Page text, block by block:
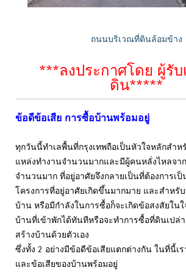
ถนนบริเวณที่ดินล้อมข้าง
***ลงประกาศโดย ผู้รับ
ดิน*****
ข้อดีข้อเสีย การซื้อบ้านพร้อมอยู่
ทุกวันนี้ทำเลพื้นที่กรุงเทพถือเป็นหัวใจหลักสำห
แหล่งทำงานจำนวนมากและมีผู้คนหลั่งไหลจา
จำนวนมาก ที่อยู่อาศัยจึงกลายเป็นที่ต้องการเป็
โครงการที่อยู่อาศัยเกิดขึ้นมากมาย และสำหรั
บ้าน หรือมีกำลังในการซื้อก็จะเกิดข้อสงสัยใน
บ้านที่เข้าพักได้ทันทีหรือจะทำการซื้อที่ดินเปล่
สร้างบ้านด้วยตัวเอง
ซึ่งทั้ง 2 อย่างมีข้อดีข้อเสียแตกต่างกัน ในที่นี้เ
และข้อเสียของบ้านพร้อมอยู่